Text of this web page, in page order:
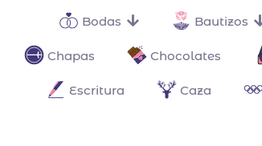
Bodas Bautizos
Chapas Chocolates
Escritura Caza